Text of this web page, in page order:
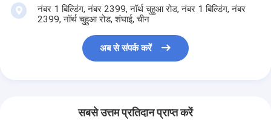
नंबर 1 बिल्डिंग, नंबर 2399, नॉर्थ चुहुआ रोड, नंबर 1 बिल्डिंग, नंबर
2399, नॉर्थ चुहुआ रोड, शंघाई, चीन
अब से संपर्क करें
सबसे उत्तम प्रतिदान प्राप्त करें